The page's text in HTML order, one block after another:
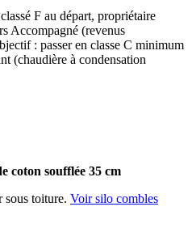
F au départ, propriétaire
Accompagné (revenus
: passer en classe C minimum
(chaudière à condensation
coton soufflée 35 cm
sous toiture. Voir silo combles